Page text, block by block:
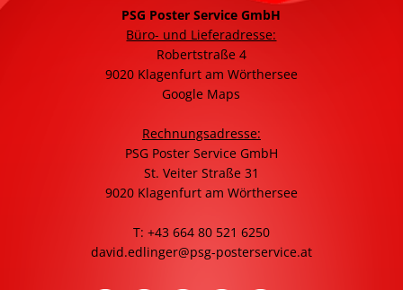
PSG Poster Service GmbH
Büro- und Lieferadresse:
Robertstraße 4
9020 Klagenfurt am Wörthersee
Google Maps
Rechnungsadresse:
PSG Poster Service GmbH
St. Veiter Straße 31
9020 Klagenfurt am Wörthersee
T: +43 664 80 521 6250
david.edlinger@psg-posterservice.at